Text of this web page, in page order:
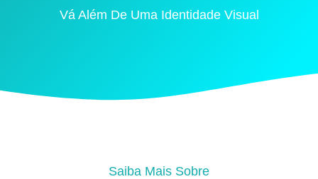
Vá Além De Uma Identidade Visual
Saiba Mais Sobre